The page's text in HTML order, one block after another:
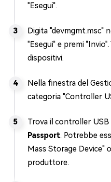
"Esegui".
Digita "devmgmt.msc"
"Esegui" e premi
dispositivi.
Nella finestra del
categoria "Controller
Trova il controller USB
Passport. Potrebbe
Mass Storage Device"
produttore.